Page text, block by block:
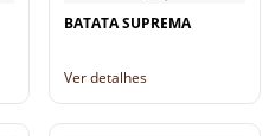
BATATA SUPREMA
Ver detalhes